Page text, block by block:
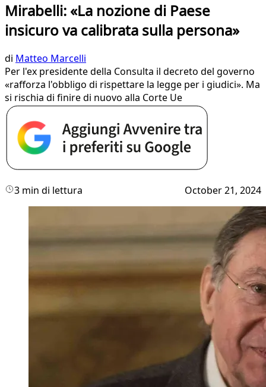
Mirabelli: «La nozione di Paese
insicuro va calibrata sulla persona»
di Matteo Marcelli
Per l'ex presidente della Consulta il decreto del governo
«rafforza l'obbligo di rispettare la legge per i giudici». Ma
si rischia di finire di nuovo alla Corte Ue
3 min di lettura October 21, 2024